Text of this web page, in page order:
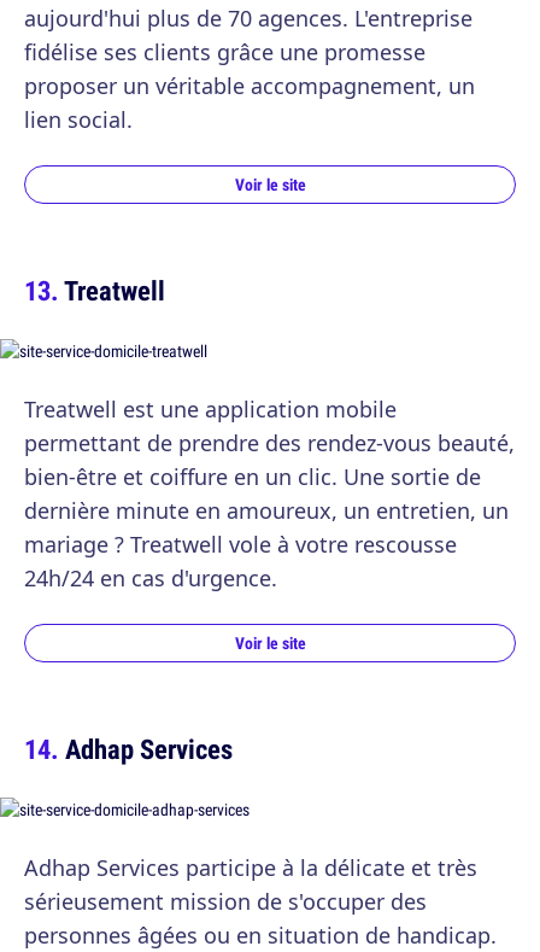
aujourd'hui plus de 70 agences. L'entreprise
fidélise ses clients grâce une promesse
proposer un véritable accompagnement, un
lien social.
Voir le site
Treatwell
Treatwell est une application mobile
permettant de prendre des rendez-vous beauté,
bien-être et coiffure en un clic. Une sortie de
dernière minute en amoureux, un entretien, un
mariage ? Treatwell vole à votre rescousse
24h/24 en cas d'urgence.
Voir le site
Adhap Services
Adhap Services participe à la délicate et très
sérieusement mission de s'occuper des
personnes âgées ou en situation de handicap.